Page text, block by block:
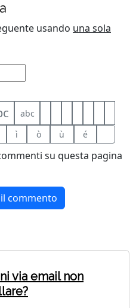
usando una sola
abc
ì ò ù é
su questa pagina
via email non